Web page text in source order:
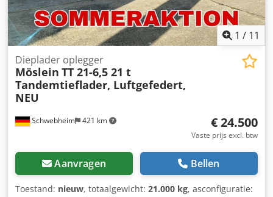
1 / 11
Schwebheim 421 km
Dieplader oplegger
Möslein TT 21-6,5 21 t
Tandemtieflader, Luftgefedert,
NEU
€ 24.500
Vaste prijs excl. btw
Aanvragen Bellen
Toestand: nieuw, totaalgewicht: 21.000 kg, asconfiguratie: